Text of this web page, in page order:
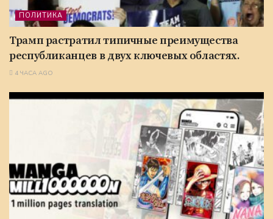
ПОЛИТИКА
Трамп растратил типичные преимущества
республиканцев в двух ключевых областях.
4 ЧАСА AGO